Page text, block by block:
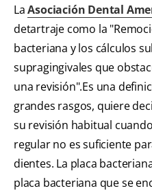
LaAsociación Dental
detartraje como la
bacteriana y los cálculos
supragingivales que
una revisión".Es una
grandes rasgos, quiere
su revisión habitual
regular no es suficiente
dientes. La placa
placa bacteriana que se